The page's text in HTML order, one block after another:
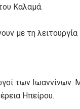
Καλαμά.
με τη
των Ιωαννίνων.
Ηπείρου.